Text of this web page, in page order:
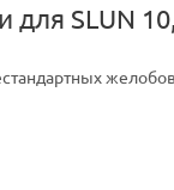
SLUN 10,
желобов